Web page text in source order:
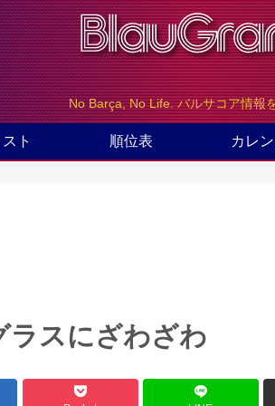
No Barça, No Life. バルサコア情報
ト 順位表 カレ
スにざわざわ